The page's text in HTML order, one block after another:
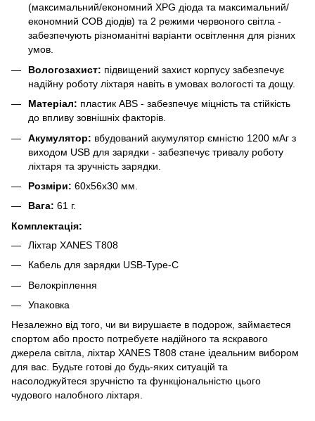
(максимальний/економний XPG діода та максимальний/
економний COB діодів) та 2 режими червоного світла -
забезпечують різноманітні варіанти освітлення для різних
умов.
Вологозахист: підвищений захист корпусу забезпечує
надійну роботу ліхтаря навіть в умовах вологості та дощу.
Матеріал: пластик ABS - забезпечує міцність та стійкість
до впливу зовнішніх факторів.
Акумулятор: вбудований акумулятор ємністю 1200 мАг з
виходом USB для зарядки - забезпечує тривалу роботу
ліхтаря та зручність зарядки.
Розміри: 60х56х30 мм.
Вага: 61 г.
Комплектація:
Ліхтар XANES T808
Кабель для зарядки USB-Type-C
Велокріплення
Упаковка
Незалежно від того, чи ви вирушаєте в подорож, займаєтеся
спортом або просто потребуєте надійного та яскравого
джерела світла, ліхтар XANES T808 стане ідеальним вибором
для вас. Будьте готові до будь-яких ситуацій та
насолоджуйтеся зручністю та функціональністю цього
чудового налобного ліхтаря.